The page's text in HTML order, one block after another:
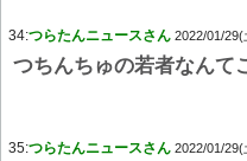
34:つらたんニュースさん 2022/01/29(
つちんちゅの若者なんて
35:つらたんニュースさん 2022/01/29(